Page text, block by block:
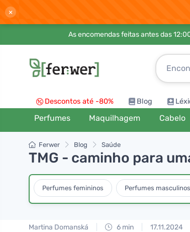
×
As encomendas feitas antes das
Descontos até -80% Blog
Perfumes Maquilhagem Cabelo
Ferwer Blog Saúde
TMG - caminho para
Perfumes femininos Perfumes masculinos
Martina Domanská 6 min 17.11.2024